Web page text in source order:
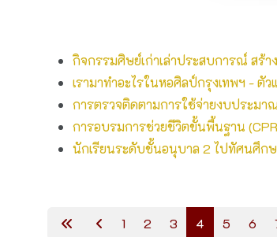
กิจกรรมศิษย์เก่าเล่าประสบการณ์ สร้า
เรามาทำอะไรในหอศิลป์กรุงเทพฯ - ตั
การตรวจติดตามการใช้จ่ายงบประม
การอบรมการช่วยชีวิตขั้นพื้นฐาน
นักเรียนระดับชั้นอนุบาล 2 ไปทัศนศึกษ
1
2 3 4 5 6